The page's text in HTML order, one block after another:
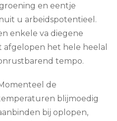
en eentje
u arbeidspotentieel.
enkele va diegene
afgelopen het hele heelal
tempo.
de
blijmoedig
bij oplopen,